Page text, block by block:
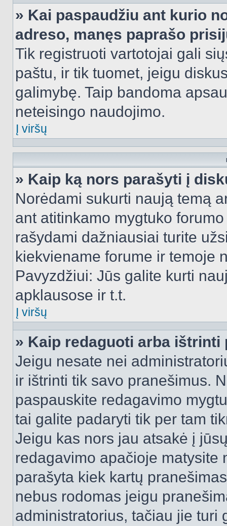
» Kai paspaudžiu ant kurio
adreso, manęs paprašo
Tik registruoti vartotojai gali
paštu, ir tik tuomet, jeigu
galimybę. Taip bandoma
neteisingo naudojimo.
Į viršų
» Kaip ką nors parašyti į
Norėdami sukurti naują temą
ant atitinkamo mygtuko
rašydami dažniausiai turite
kiekviename forume ir temoje
Pavyzdžiui: Jūs galite kurti
apklausose ir t.t.
Į viršų
» Kaip redaguoti arba ištrinti
Jeigu nesate nei
ir ištrinti tik savo pranešimus.
paspauskite redagavimo
tai galite padaryti tik per tam
Jeigu kas nors jau atsakė į
redagavimo apačioje matysite
parašyta kiek kartų
nebus rodomas jeigu
administratorius, tačiau jie turi